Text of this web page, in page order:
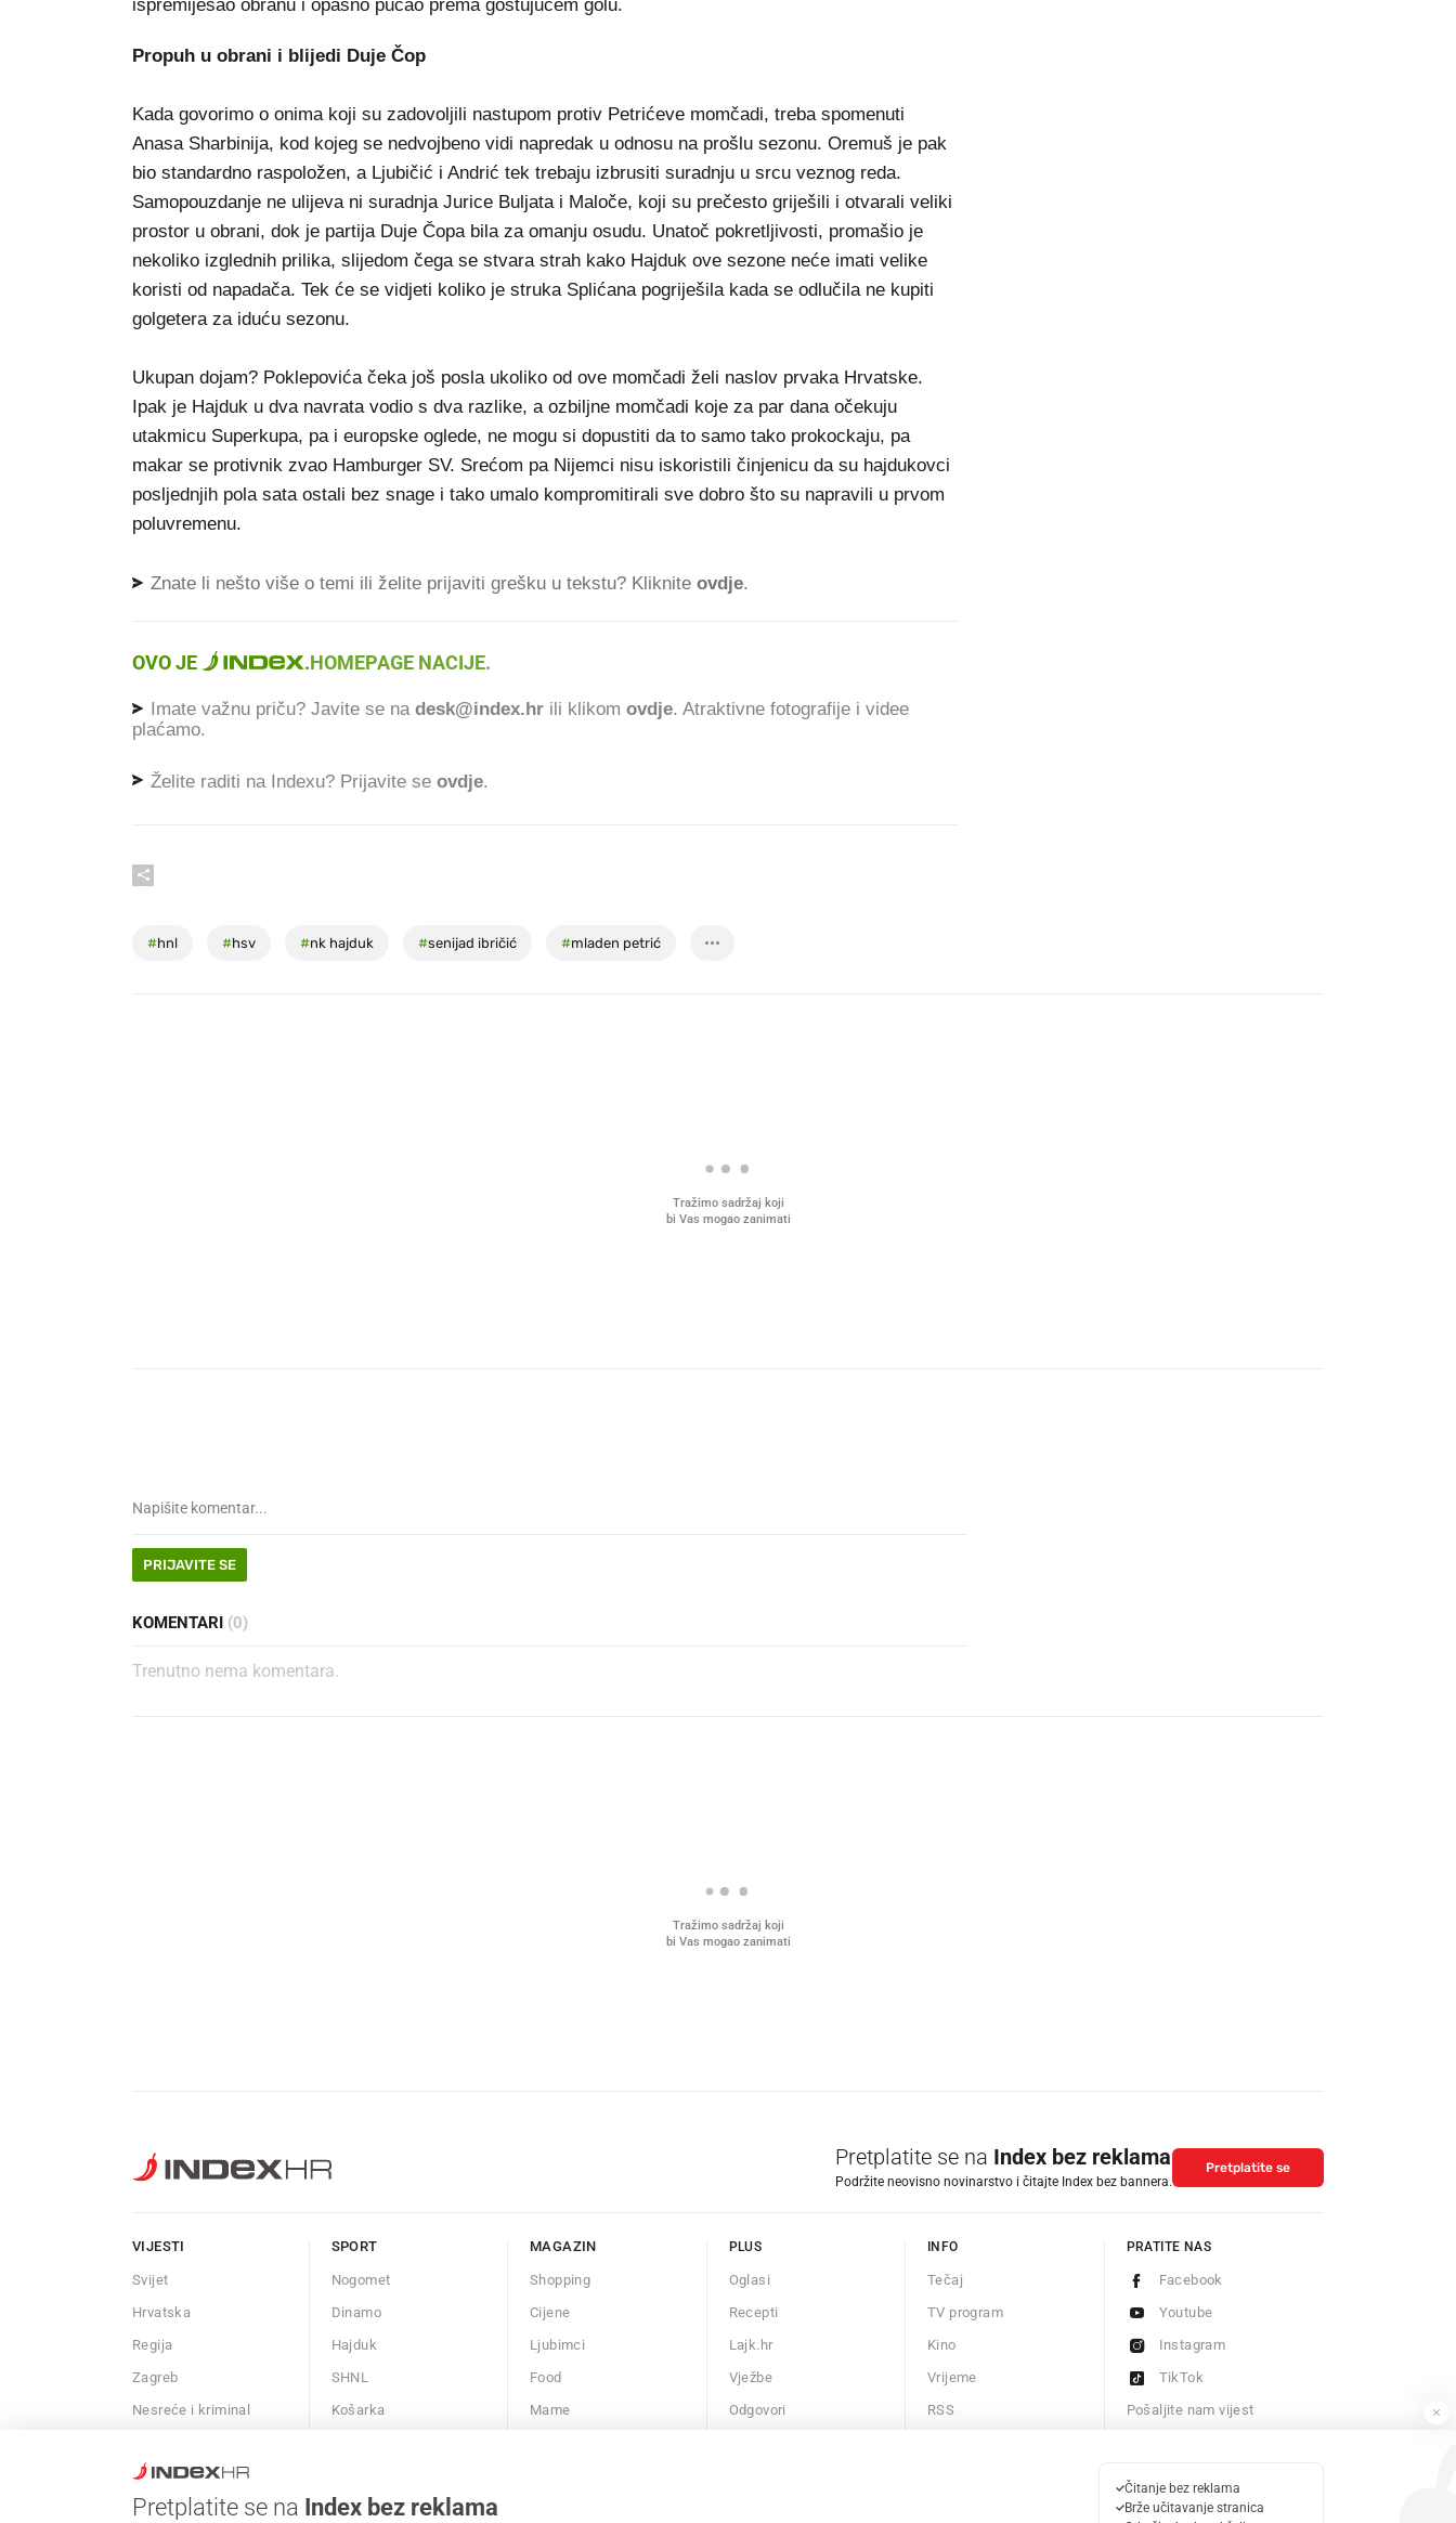
ispremiješao obranu i opasno pucao prema gostujućem golu.
Propuh u obrani i blijedi Duje Čop
Kada govorimo o onima koji su zadovoljili nastupom protiv Petrićeve momčadi, treba spomenuti
Anasa Sharbinija, kod kojeg se nedvojbeno vidi napredak u odnosu na prošlu sezonu. Oremuš je pak
bio standardno raspoložen, a Ljubičić i Andrić tek trebaju izbrusiti suradnju u srcu veznog reda.
Samopouzdanje ne ulijeva ni suradnja Jurice Buljata i Maloče, koji su prečesto griješili i otvarali veliki
prostor u obrani, dok je partija Duje Čopa bila za omanju osudu. Unatoč pokretljivosti, promašio je
nekoliko izglednih prilika, slijedom čega se stvara strah kako Hajduk ove sezone neće imati velike
koristi od napadača. Tek će se vidjeti koliko je struka Splićana pogriješila kada se odlučila ne kupiti
golgetera za iduću sezonu.
Ukupan dojam? Poklepovića čeka još posla ukoliko od ove momčadi želi naslov prvaka Hrvatske.
Ipak je Hajduk u dva navrata vodio s dva razlike, a ozbiljne momčadi koje za par dana očekuju
utakmicu Superkupa, pa i europske oglede, ne mogu si dopustiti da to samo tako prokockaju, pa
makar se protivnik zvao Hamburger SV. Srećom pa Nijemci nisu iskoristili činjenicu da su hajdukovci
posljednjih pola sata ostali bez snage i tako umalo kompromitirali sve dobro što su napravili u prvom
poluvremenu.
Znate li nešto više o temi ili želite prijaviti grešku u tekstu? Kliknite ovdje.
OVO JE .HOMEPAGE NACIJE.
Imate važnu priču? Javite se na desk@index.hr ili klikom ovdje. Atraktivne fotografije i videe
plaćamo.
Želite raditi na Indexu? Prijavite se ovdje.
#hnl #hsv #nk hajduk #senijad ibričić #mladen petrić
Tražimo sadržaj koji
bi Vas mogao zanimati
PRIJAVITE SE
KOMENTARI (0)
Trenutno nema komentara.
Tražimo sadržaj koji
bi Vas mogao zanimati
Pretplatite se na Index bez reklama
Čitanje bez reklama
Brže učitavanje stranica
Pretplatite se na Index bez reklama
Podržite neovisno novinarstvo i čitajte Index bez bannera.
Pretplatite se
VIJESTI
Svijet
Hrvatska
Regija
Zagreb
Nesreće i kriminal
Kalendar
Afere
SPORT
Nogomet
Dinamo
Hajduk
SHNL
Košarka
MAGAZIN
Shopping
Cijene
Ljubimci
Food
Mame
PLUS
Oglasi
Recepti
Lajk.hr
Vježbe
Odgovori
INFO
Tečaj
TV program
Kino
Vrijeme
RSS
PRATITE NAS
Facebook
Youtube
Instagram
TikTok
Pošaljite nam vijest